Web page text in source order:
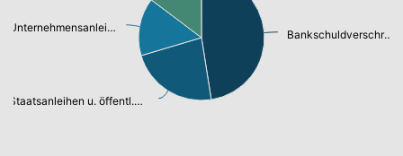
Bankschuldverschreibung: 43,00%
Staatsanleihen u. öffentl.Anleihen: 20,70%
Unternehmensanleihen: 13,50%